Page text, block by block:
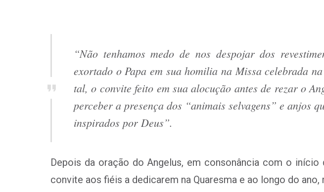
“Não tenhamos medo de nos despojar dos
exortado o Papa em sua homilia na Missa celebrada
tal, o convite feito em sua alocução antes de rezar o
perceber a presença dos “animais selvagens” e anjos
inspirados por Deus”.
Depois da oração do Angelus, em consonância com o
convite aos fiéis a dedicarem na Quaresma e ao longo do